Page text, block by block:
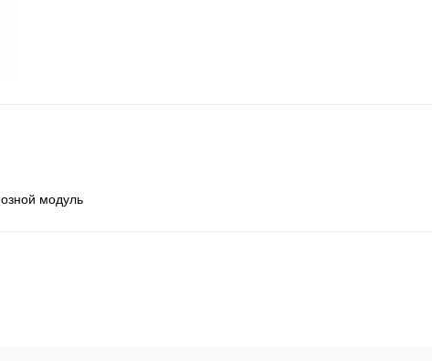
модуль